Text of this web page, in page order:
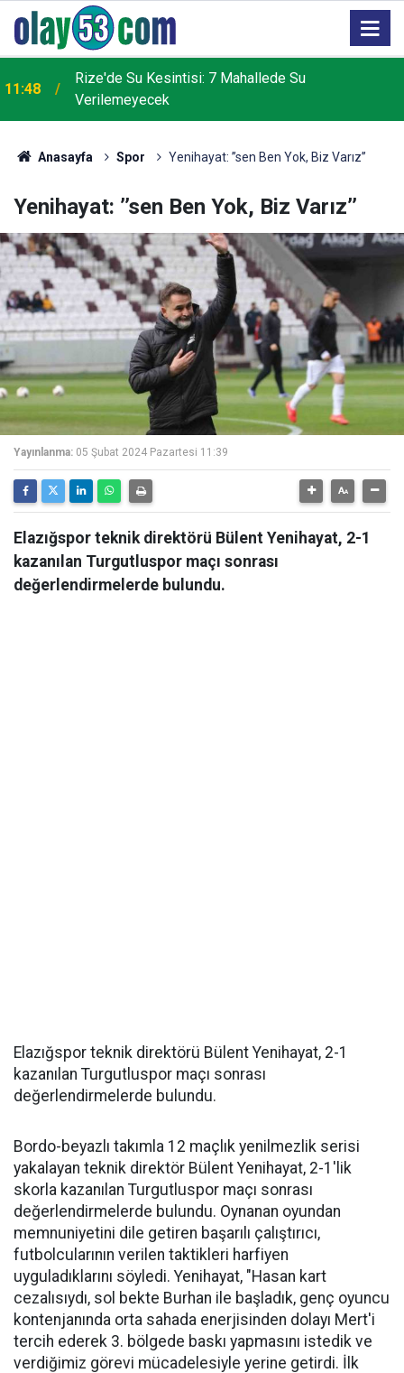
11:48
Rize'de Su Kesintisi: 7 Mahallede Su
Verilemeyecek
11:29 Rize’de Su Kesintisi
Anasayfa Spor Yenihayat: ’’sen Ben Yok, Biz Varız’’
Yenihayat: ’’sen Ben Yok, Biz Varız’’
Yayınlanma: 05 Şubat 2024 Pazartesi 11:39
Elazığspor teknik direktörü Bülent Yenihayat, 2-1
kazanılan Turgutluspor maçı sonrası
değerlendirmelerde bulundu.
Elazığspor teknik direktörü Bülent Yenihayat, 2-1
kazanılan Turgutluspor maçı sonrası
değerlendirmelerde bulundu.
Bordo-beyazlı takımla 12 maçlık yenilmezlik serisi
yakalayan teknik direktör Bülent Yenihayat, 2-1'lik
skorla kazanılan Turgutluspor maçı sonrası
değerlendirmelerde bulundu. Oynanan oyundan
memnuniyetini dile getiren başarılı çalıştırıcı,
futbolcularının verilen taktikleri harfiyen
uyguladıklarını söyledi. Yenihayat, "Hasan kart
cezalısıydı, sol bekte Burhan ile başladık, genç oyuncu
kontenjanında orta sahada enerjisinden dolayı Mert'i
tercih ederek 3. bölgede baskı yapmasını istedik ve
verdiğimiz görevi mücadelesiyle yerine getirdi. İlk